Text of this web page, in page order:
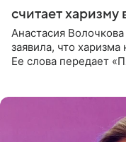
считает
Анастасия
заявила, что
Ее слова передает